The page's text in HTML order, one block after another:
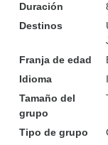
Duración
Destinos
Franja de edad
Idioma
Tamaño del
grupo
Tipo de grupo